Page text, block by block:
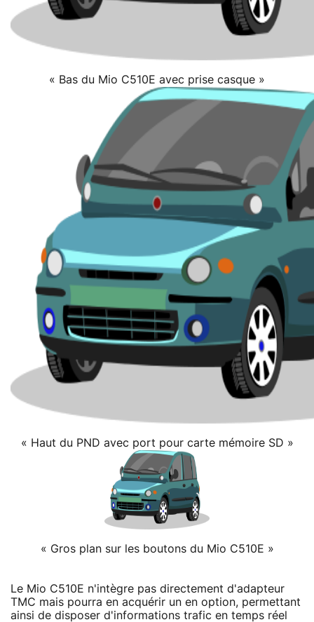
« Bas du Mio C510E avec prise casque »
« Haut du PND avec port pour carte mémoire SD »
« Gros plan sur les boutons du Mio C510E »
Le Mio C510E n'intègre pas directement d'adapteur
TMC mais pourra en acquérir un en option, permettant
ainsi de disposer d'informations trafic en temps réel